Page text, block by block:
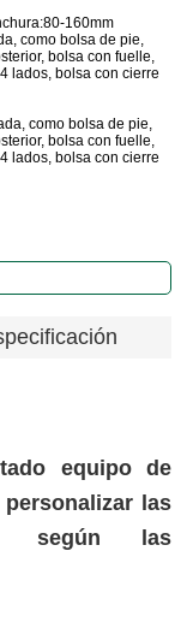
160mm
como bolsa de pie,
bolsa con fuelle,
lados, bolsa con cierre
como bolsa de pie,
bolsa con fuelle,
lados, bolsa con cierre
equipo de
las
según las